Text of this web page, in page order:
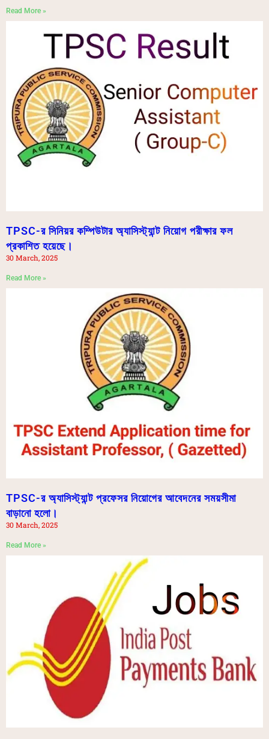
Read More »
TPSC-র সিনিয়র কম্পিউটার অ্যাসিস্ট্যান্ট নিয়োগ পরীক্ষার ফল
প্রকাশিত হয়েছে।
30 March, 2025
Read More »
TPSC-র অ্যাসিস্ট্যান্ট প্রফেসর নিয়োগের আবেদনের সময়সীমা
বাড়ানো হলো।
30 March, 2025
Read More »